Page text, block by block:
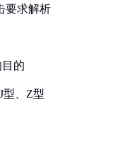
要求解析
的
型、Z型